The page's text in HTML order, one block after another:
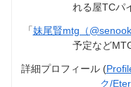
れる屋TCパ
「妹尾賢mtg（
予定など
詳細プロフィール (
ク/